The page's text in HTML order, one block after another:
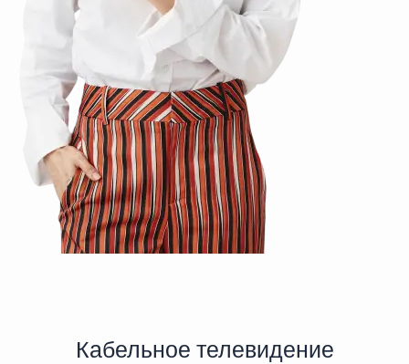
Кабельное телевидение